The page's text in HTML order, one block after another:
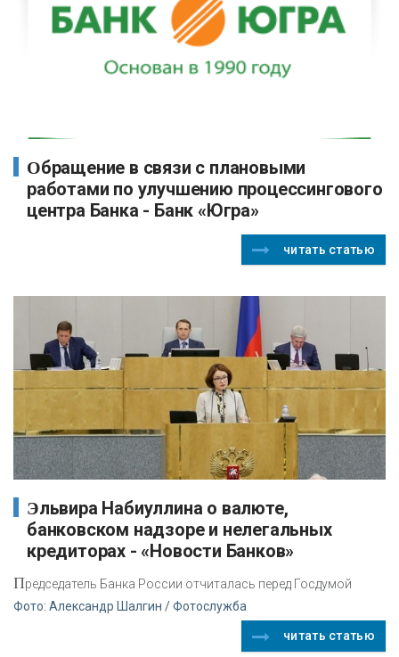
Обращение в связи с плановыми
работами по улучшению процессингового
центра Банка - Банк «Югра»
читать статью
Эльвира Набиуллина о валюте,
банковском надзоре и нелегальных
кредиторах - «Новости Банков»
Председатель Банка России отчиталась перед Госдумой
Фото: Александр Шалгин / Фотослужба
читать статью